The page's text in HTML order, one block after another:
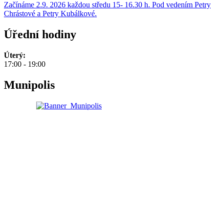
Začínáme 2.9. 2026 každou středu 15- 16.30 h. Pod vedením Petry
Chrástové a Petry Kubálkové.
Úřední hodiny
Úterý:
17:00 - 19:00
Munipolis